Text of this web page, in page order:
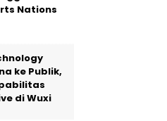
Nations
ke Publik,
di Wuxi